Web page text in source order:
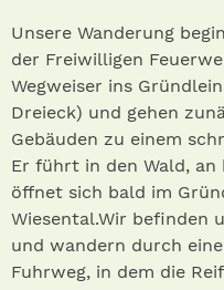
Unsere Wanderung
der Freiwilligen
Wegweiser ins
Dreieck) und gehen
Gebäuden zu einem
Er führt in den Wald, an
öffnet sich bald im
Wiesental.Wir befinden
und wandern durch
Fuhrweg, in dem die